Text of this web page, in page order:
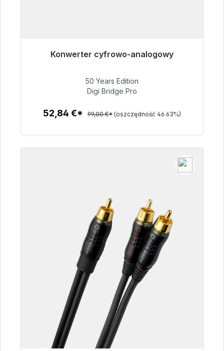
Konwerter cyfrowo-analogowy
Gotowy do natychmiastowej wysyłki, czas
52,84 €
50 Years Edition
Digi Bridge Pro
52,84 €* 99,00 €* (oszczędność 46.63%)